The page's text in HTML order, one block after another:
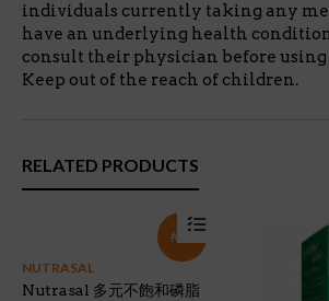
individuals currently taking any
have an underlying health
consult their physician before
Keep out of the reach of children.
RELATED PRODUCTS
特價!
NUTRASAL
Nutrasal 多元不飽和磷脂